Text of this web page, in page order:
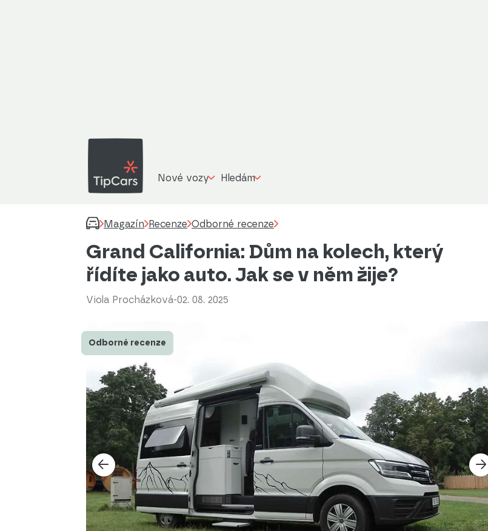
Nové vozy Hledám
Magazín Recenze Odborné recenze
Grand California: Dům na kolech, který
řídíte jako auto. Jak se v něm žije?
Viola Procházková-02. 08. 2025
Odborné recenze